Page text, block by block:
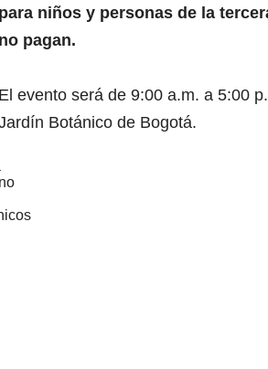
para niños y personas de la
no pagan.
El evento será de 9:00 a.m. a 5:00
Botánico de Bogotá.